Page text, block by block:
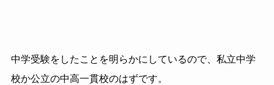
中学受験をしたことを明らかにしているので、私立中学
校か公立の中高一貫校のはずです。